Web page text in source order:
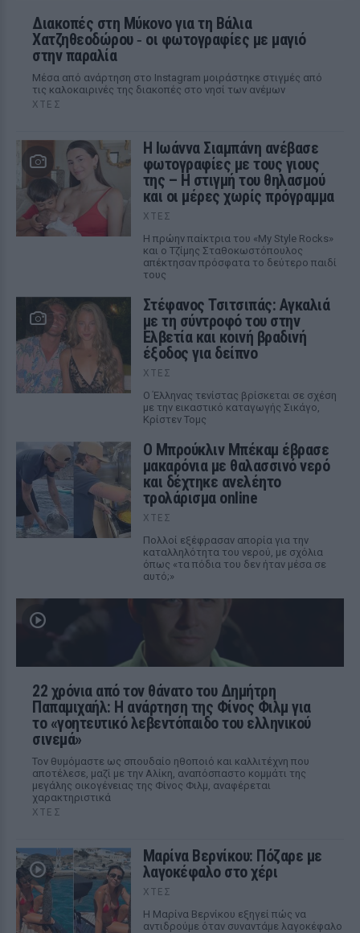
Διακοπές στη Μύκονο για τη Βάλια
Χατζηθεοδώρου ‑ οι φωτογραφίες με μαγιό
στην παραλία
Μέσα από ανάρτηση στο Instagram μοιράστηκε στιγμές από
τις καλοκαιρινές της διακοπές στο νησί των ανέμων
ΧΤΕΣ
H Ιωάννα Σιαμπάνη ανέβασε
φωτογραφίες με τους γιους
της – Η στιγμή του θηλασμού
και οι μέρες χωρίς πρόγραμμα
ΧΤΕΣ
Η πρώην παίκτρια του «My Style Rocks»
και ο Τζίμης Σταθοκωστόπουλος
απέκτησαν πρόσφατα το δεύτερο παιδί
τους
Στέφανος Τσιτσιπάς: Αγκαλιά
με τη σύντροφό του στην
Ελβετία και κοινή βραδινή
έξοδος για δείπνο
ΧΤΕΣ
Ο Έλληνας τενίστας βρίσκεται σε σχέση
με την εικαστικό καταγωγής Σικάγο,
Κρίστεν Τομς
Ο Μπρούκλιν Μπέκαμ έβρασε
μακαρόνια με θαλασσινό νερό
και δέχτηκε ανελέητο
τρολάρισμα online
ΧΤΕΣ
Πολλοί εξέφρασαν απορία για την
καταλληλότητα του νερού, με σχόλια
όπως «τα πόδια του δεν ήταν μέσα σε
αυτό;»
22 χρόνια από τον θάνατο του Δημήτρη
Παπαμιχαήλ: Η ανάρτηση της Φίνος Φιλμ για
το «γοητευτικό λεβεντόπαιδο του ελληνικού
σινεμά»
Τον θυμόμαστε ως σπουδαίο ηθοποιό και καλλιτέχνη που
αποτέλεσε, μαζί με την Αλίκη, αναπόσπαστο κομμάτι της
μεγάλης οικογένειας της Φίνος Φιλμ, αναφέρεται
χαρακτηριστικά
ΧΤΕΣ
Μαρίνα Βερνίκου: Πόζαρε με
λαγοκέφαλο στο χέρι
ΧΤΕΣ
Η Μαρίνα Βερνίκου εξηγεί πώς να
αντιδρούμε όταν συναντάμε λαγοκέφαλο